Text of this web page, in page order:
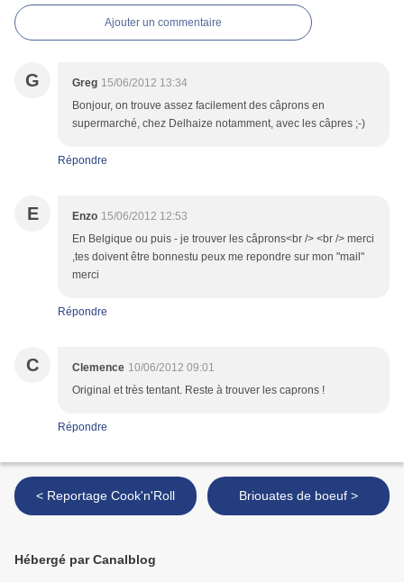
Ajouter un commentaire
G Greg 15/06/2012 13:34
Bonjour, on trouve assez facilement des câprons en
supermarché, chez Delhaize notamment, avec les câpres ;-)
Répondre
E Enzo 15/06/2012 12:53
En Belgique ou puis - je trouver les câprons<br /> <br /> merci
,tes doivent être bonnestu peux me repondre sur mon "mail"
merci
Répondre
C Clemence 10/06/2012 09:01
Original et très tentant. Reste à trouver les caprons !
Répondre
< Reportage Cook'n'Roll Briouates de boeuf >
Hébergé par Canalblog